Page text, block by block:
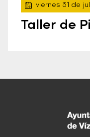
viernes 31 de
Taller de